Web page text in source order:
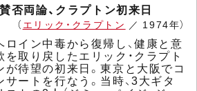
否両論、クラプトン初来日
（ エリック・クラプトン ／ 1974年）
ロイン中毒から復帰し、健康と意
を取り戻したエリック・クラプト
が待望の初来日。東京と大阪でコ
サートを行なう。当時、3大ギタ